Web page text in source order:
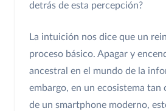
detrás de esta percepción?
La intuición nos dice que un
proceso básico. Apagar y
ancestral en el mundo de la
embargo, en un ecosistema tan
de un smartphone moderno,